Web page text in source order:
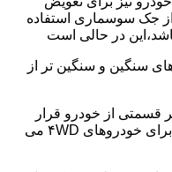
جک سوسماری استفاده
در حالی است
سنگین و سنگین تر از
از خودرو قرار
بگیرد.جک سوسماری از بهترین جک ها برای خودروهای ۴WD می